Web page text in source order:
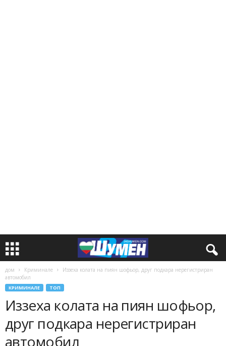
дом Криминале
Иззеха колата на пиян шофьор, друг подкара нерегистриран
автомобил
КРИМИНАЛЕ ТОП
Иззеха колата на пиян шофьор,
друг подкара нерегистриран
автомобил